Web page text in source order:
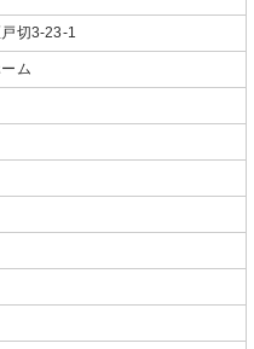
切3-23-1
ム